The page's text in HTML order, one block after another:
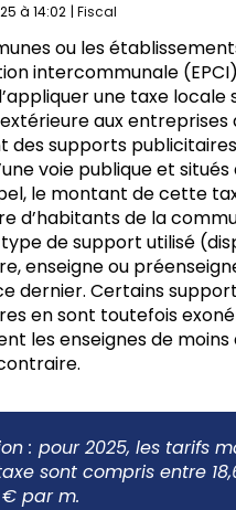
à 14:02 | Fiscal
ou les
intercommunale
une taxe locale
aux entreprises
des supports
voie publique et situés
le montant de cette
d’habitants de la
type de support utilisé
enseigne ou
dernier. Certains
en sont toutefois
les enseignes de moins
: pour 2025, les tarifs
sont compris entre
€ par m.